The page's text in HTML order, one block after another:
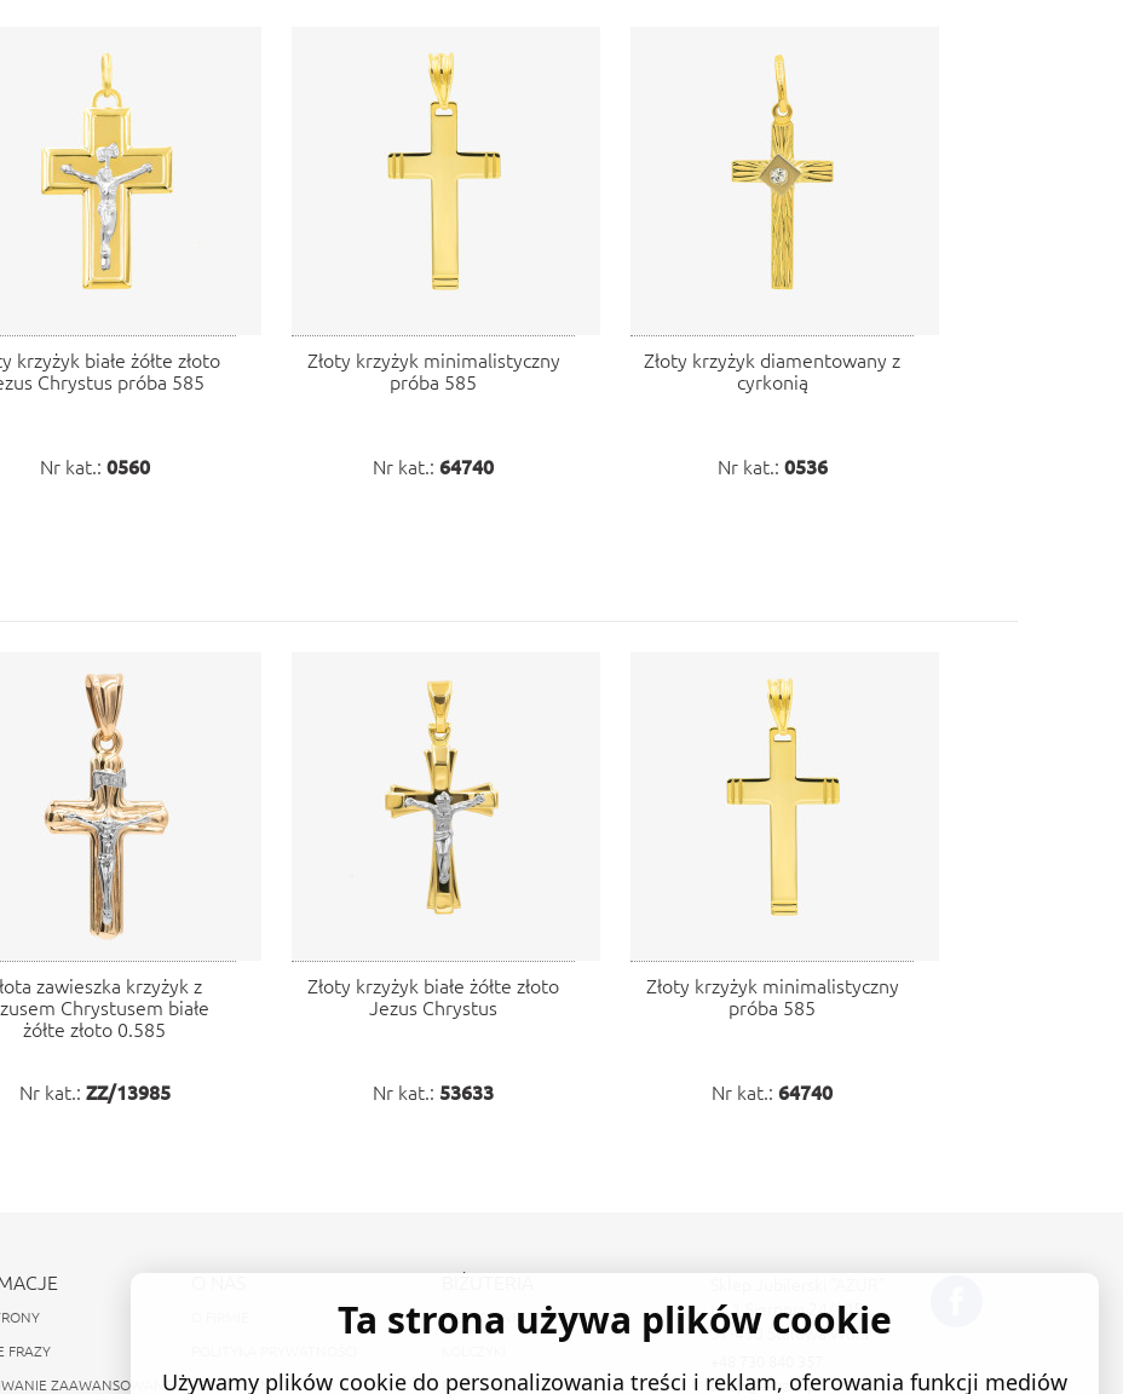
krzyżyk białe żółte złoto
Chrystus próba 585
Nr kat.: 0560
Złoty krzyżyk minimalistyczny
próba 585
Nr kat.: 64740
Złoty krzyżyk diamentowany z
cyrkonią
Nr kat.: 0536
zawieszka krzyżyk z
Chrystusem białe
żółte złoto 0.585
Nr kat.: ZZ/13985
Złoty krzyżyk białe żółte złoto
Jezus Chrystus
Nr kat.: 53633
Złoty krzyżyk minimalistyczny
próba 585
Nr kat.: 64740
FRAZY
ZAAWANSOWANE
REGULAMIN
BIŻUTERIA
PIERŚCIONKI
NASZYJNIKI
ul. 1 Sierpnia 24/105
37-450 Stalowa Wola
sklep@e-azur.pl
Ta strona używa plików cookie
Używamy plików cookie do personalizowania treści i reklam, oferowania funkcji mediów